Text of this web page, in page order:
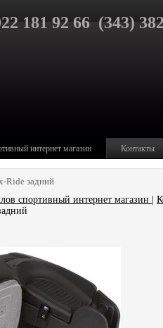
181 92 66 (343)
интернет магазин Контакты
Ride задний
спортивный интернет магазин